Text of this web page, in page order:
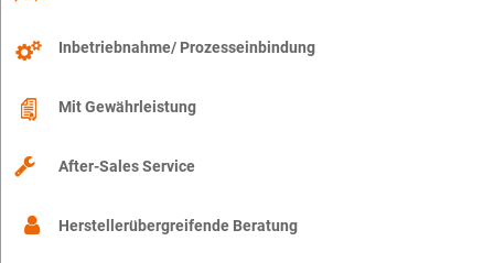
Inbetriebnahme/ Prozesseinbindung
Mit Gewährleistung
After-Sales Service
Herstellerübergreifende Beratung